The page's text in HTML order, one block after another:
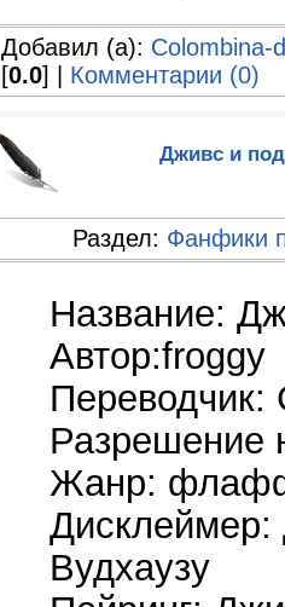
Добавил (а): Colombina-d
[0.0] | Комментарии (0)
Дживс и
Раздел: Фанфики
Название:
Автор:froggy
Переводчик:
Разрешение
Жанр:
Дисклеймер:
Вудхаузу